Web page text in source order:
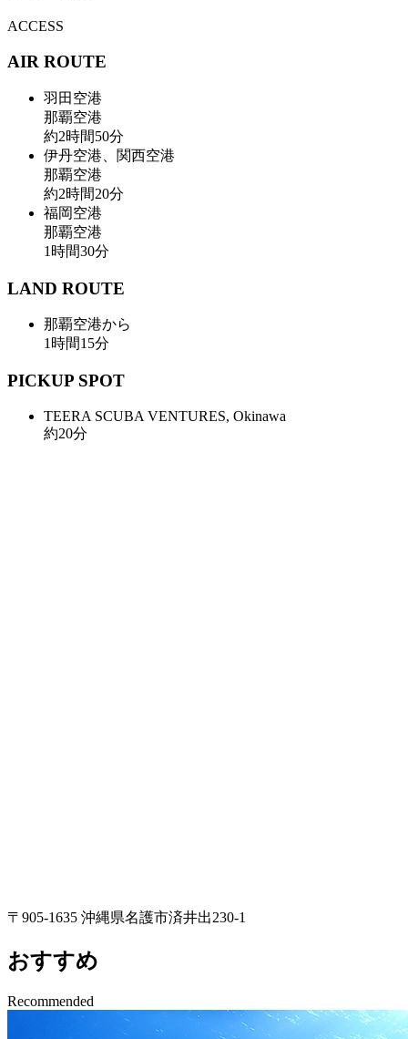
ACCESS
AIR ROUTE
羽田空港
那覇空港
約2時間50分
伊丹空港、関西空港
那覇空港
約2時間20分
福岡空港
那覇空港
1 時間30分
LAND ROUTE
那覇空港から
1 時間15分
PICKUP SPOT
TEERA SCUBA VENTURES, Okinawa
約20分
〒905-1635 沖縄県名護市済井出230-1
おすすめ
Recommended